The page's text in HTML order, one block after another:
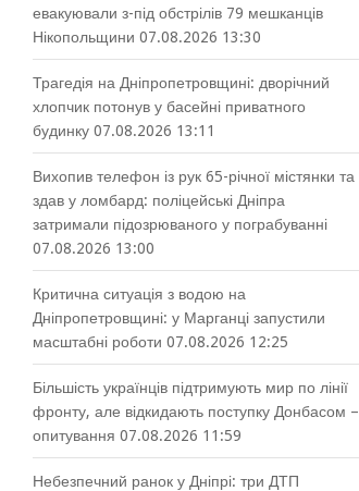
евакуювали з-під обстрілів 79 мешканців
Нікопольщини 07.08.2026 13:30
Трагедія на Дніпропетровщині: дворічний
хлопчик потонув у басейні приватного
будинку 07.08.2026 13:11
Вихопив телефон із рук 65-річної містянки та
здав у ломбард: поліцейські Дніпра
затримали підозрюваного у пограбуванні
07.08.2026 13:00
Критична ситуація з водою на
Дніпропетровщині: у Марганці запустили
масштабні роботи 07.08.2026 12:25
Більшість українців підтримують мир по лінії
фронту, але відкидають поступку Донбасом –
опитування 07.08.2026 11:59
Небезпечний ранок у Дніпрі: три ДТП